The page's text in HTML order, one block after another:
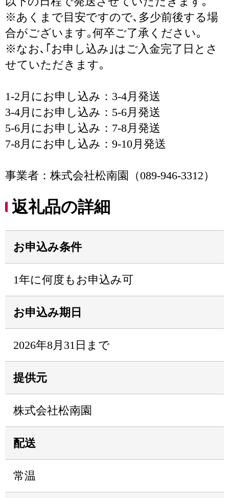
※あくまで目安ですので､多少前後する場
合がございます｡何卒ご了承ください｡
※なお､｢お申し込み｣はご入金完了日とさ
せていただきます｡
1-2月にお申し込み：3-4月発送
3-4月にお申し込み：5-6月発送
5-6月にお申し込み：7-8月発送
7-8月にお申し込み：9-10月発送
事業者：株式会社松南園（089-946-3312）
返礼品の詳細
お申込み条件
1年に何度もお申込み可
お申込み期日
2026年8月31日まで
提供元
株式会社松南園
配送
常温